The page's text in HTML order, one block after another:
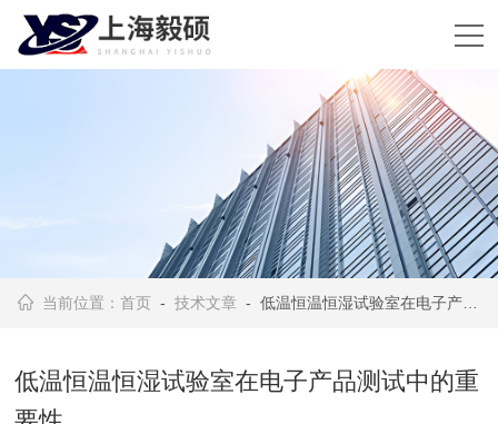
当前位置：首页 -技术文章 - 低温恒温恒湿试验室在电子产品测试中的重要性
低温恒温恒湿试验室在电子产品测试中的重